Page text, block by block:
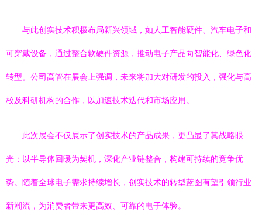
与此创实技术积极布局新兴领域，如人工智能硬件、汽车电子和
可穿戴设备，通过整合软硬件资源，推动电子产品向智能化、绿色化
转型。公司高管在展会上强调，未来将加大对研发的投入，强化与高
校及科研机构的合作，以加速技术迭代和市场应用。
此次展会不仅展示了创实技术的产品成果，更凸显了其战略眼
光：以半导体回暖为契机，深化产业链整合，构建可持续的竞争优
势。随着全球电子需求持续增长，创实技术的转型蓝图有望引领行业
新潮流，为消费者带来更高效、可靠的电子体验。